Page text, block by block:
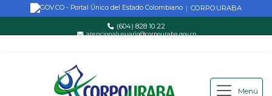
| CORPOURABA
(604) 828 10 22
atencionalusuario@corpouraba.gov.co
Menú